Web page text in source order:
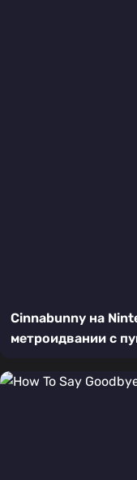
Cinnabunny на
метроидвании с